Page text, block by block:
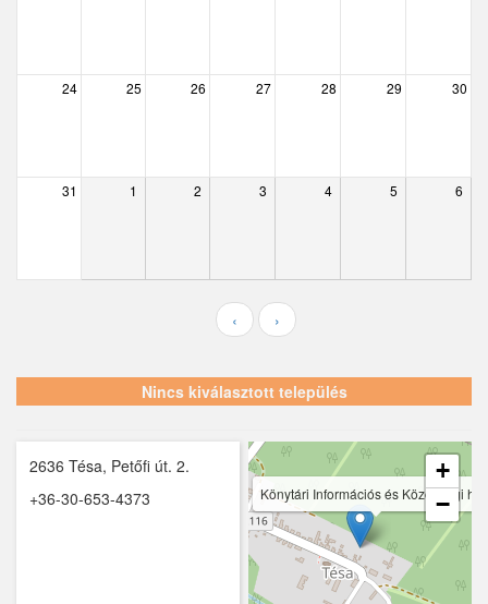
Dunabogdány
Hernád
Iklad
Ipolydamásd
24 25 26 27 28 29 30
31 1 2 3 4 5 6
‹ ›
Nincs kiválasztott település
2636 Tésa, Petőfi út. 2.
+36-30-653-4373
Könytári Információs és Közösségi
+
−